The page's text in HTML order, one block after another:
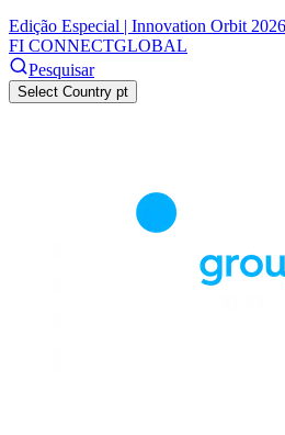
Edição Especial | Innovation Orbit 2026
FI CONNECTGLOBAL
Pesquisar
Select Country pt